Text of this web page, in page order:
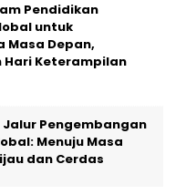
Pendidikan
untuk
Masa Depan,
Keterampilan
Jalur Pengembangan
Menuju Masa
dan Cerdas